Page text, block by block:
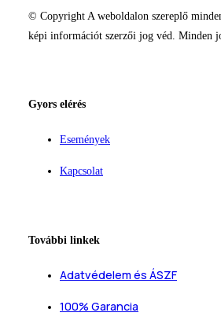
© Copyright A weboldalon szereplő
képi információt szerzői jog véd. Minden
Gyors elérés
Események
Kapcsolat
További linkek
Adatvédelem és ÁSZF
100% Garancia